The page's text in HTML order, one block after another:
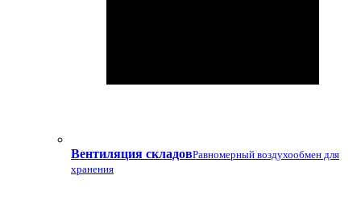
Вентиляция складовРавномерный воздухообмен для
хранения